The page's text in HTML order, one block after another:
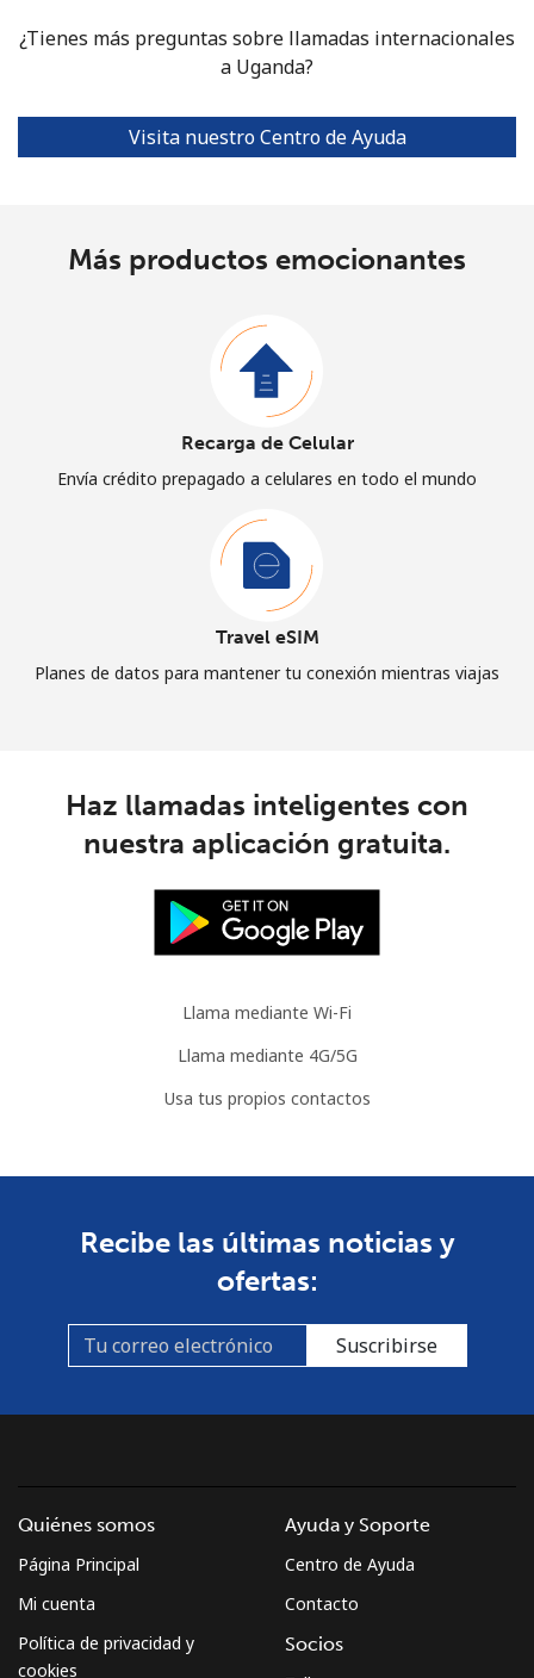
¿Tienes más preguntas sobre llamadas internacionales
a Uganda?
Visita nuestro Centro de Ayuda
Más productos emocionantes
Recarga de Celular
Envía crédito prepagado a celulares en todo el mundo
Travel eSIM
Planes de datos para mantener tu conexión mientras viajas
Haz llamadas inteligentes con
nuestra aplicación gratuita.
Llama mediante Wi-Fi
Llama mediante 4G/5G
Usa tus propios contactos
Recibe las últimas noticias y
ofertas:
Suscribirse
Quiénes somos
Página Principal
Mi cuenta
Política de privacidad y
cookies
Ayuda y Soporte
Centro de Ayuda
Contacto
Socios